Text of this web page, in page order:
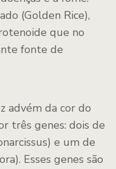
(Golden Rice),
que no
fonte de
advém da cor do
três genes: dois de
e um de
Esses genes são